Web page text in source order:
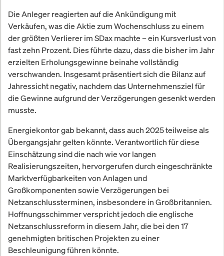
Die Anleger reagierten auf die Ankündigung mit
Verkäufen, was die Aktie zum Wochenschluss zu einem
der größten Verlierer im SDax machte – ein Kursverlust von
fast zehn Prozent. Dies führte dazu, dass die bisher im Jahr
erzielten Erholungsgewinne beinahe vollständig
verschwanden. Insgesamt präsentiert sich die Bilanz auf
Jahressicht negativ, nachdem das Unternehmensziel für
die Gewinne aufgrund der Verzögerungen gesenkt werden
musste.
Energiekontor gab bekannt, dass auch 2025 teilweise als
Übergangsjahr gelten könnte. Verantwortlich für diese
Einschätzung sind die nach wie vor langen
Realisierungszeiten, hervorgerufen durch eingeschränkte
Marktverfügbarkeiten von Anlagen und
Großkomponenten sowie Verzögerungen bei
Netzanschlussterminen, insbesondere in Großbritannien.
Hoffnungsschimmer verspricht jedoch die englische
Netzanschlussreform in diesem Jahr, die bei den 17
genehmigten britischen Projekten zu einer
Beschleunigung führen könnte.